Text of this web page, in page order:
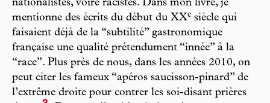
nationalistes, voire racistes. Dans mon livre, je
mentionne des écrits du début du XXe siècle qui
faisaient déjà de la “subtilité” gastronomique
française une qualité prétendument “innée” à la
“race”. Plus près de nous, dans les années 2010, on
peut citer les fameux “apéros saucisson-pinard” de
l’extrême droite pour contrer les soi-disant prières